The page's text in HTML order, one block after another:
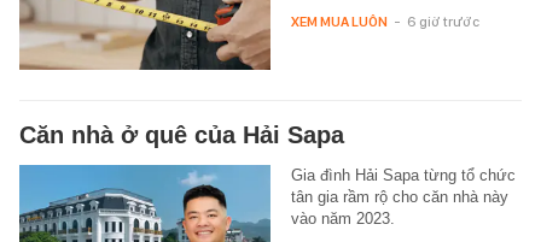
XEM MUA LUÔN - 6 giờ trước
Căn nhà ở quê của Hải Sapa
Gia đình Hải Sapa từng tổ chức
tân gia rầm rộ cho căn nhà này
vào năm 2023.